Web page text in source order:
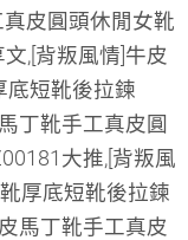
皮圓頭休閒女靴
,[背叛風情]牛皮
底短靴後拉鍊
丁靴手工真皮圓
大推,[背叛風
厚底短靴後拉鍊
馬丁靴手工真皮